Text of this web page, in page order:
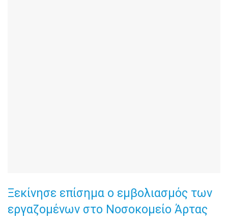
Ξεκίνησε επίσημα ο εμβολιασμός των
εργαζομένων στο Νοσοκομείο Άρτας